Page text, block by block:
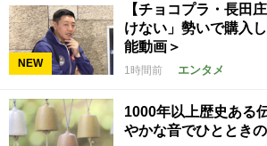
NEW
【チョコプラ・長田
けない」勢いで購入
能動画＞
1時間前 エンタメ
1000年以上歴史ある
やかな音でひととき